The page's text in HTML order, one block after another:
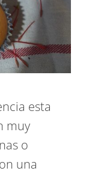
esta
muy
o
una